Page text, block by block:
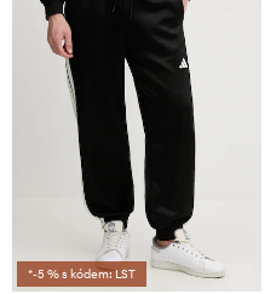
*-5 % s kódem: LST